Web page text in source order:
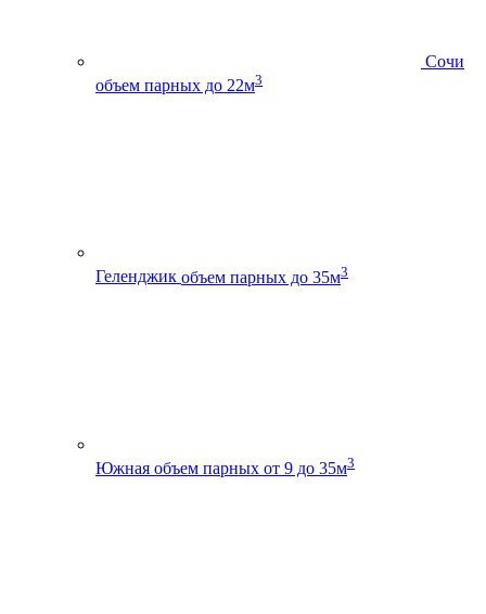
Сочи
объем парных до 22м3
Геленджик объем парных до 35м3
Южная объем парных от 9 до 35м3